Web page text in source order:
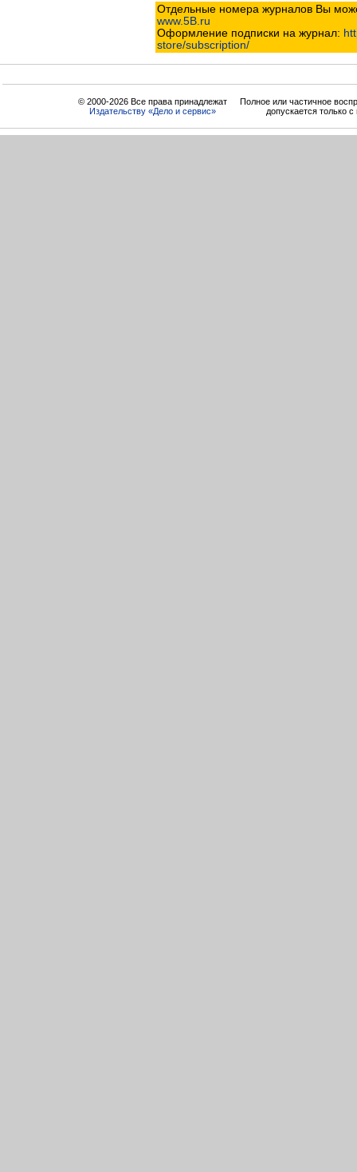
Отдельные номера журналов Вы
www.5B.ru
Оформление подписки на журнал:
store/subscription/
© 2000-2026 Все права принадлежат
Издательству «Дело и cервис»
Полное или частичное
допускается только